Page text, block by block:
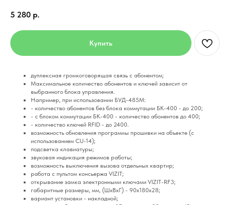
5 280 р.
Купить
дуплексная громкоговорящая связь с абонентом;
Максимальное количество абонентов и ключей зависит от
выбранного блока управления.
Например, при использовании БУД-485М:
- количество абонентов без блока коммутации БК-400 - до 200;
- с блоком коммутации БК-400 - количество абонентов до 400;
- количество ключей RFID - до 2400.
возможность обновления программы прошивки на объекте (с
использованием CU-14);
подсветка клавиатуры;
звуковая индикация режимов работы;
возможность выключения вызова отдельных квартир;
работа с пультом консьержа VIZIT;
открывание замка электронными ключами VIZIT-RF3;
габаритные размеры, мм, (ШхВхГ) - 90х180х28;
вариант установки - накладной;